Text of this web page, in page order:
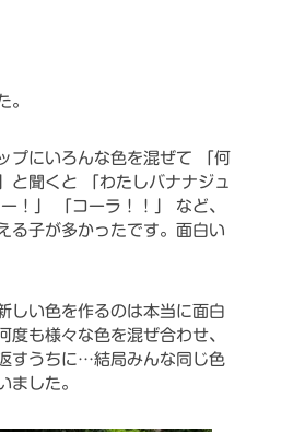
。
プにいろんな色を混ぜて 「何
と聞くと 「わたしバナナジュ
！」 「コーラ！！」
など、
る子が多かったです。面白い
しい色を作るのは本当に面白
度も様々な色を混ぜ合わせ、
すうちに…結局みんな同じ色
ました。